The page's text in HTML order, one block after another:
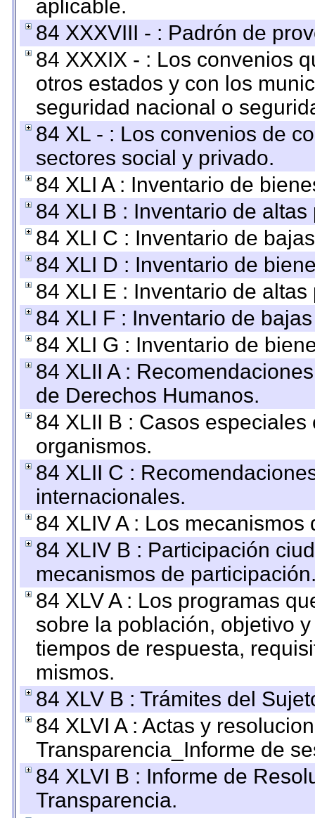
aplicable.
84 XXXVIII - : Padrón de
84 XXXIX - : Los convenios
otros estados y con los
seguridad nacional o
84 XL - : Los convenios de
sectores social y privado.
84 XLI A : Inventario de
84 XLI B : Inventario de
84 XLI C : Inventario de
84 XLI D : Inventario de
84 XLI E : Inventario de
84 XLI F : Inventario de
84 XLI G : Inventario de
84 XLII A :
de Derechos Humanos.
84 XLII B : Casos
organismos.
84 XLII C :
internacionales.
84 XLIV A : Los
84 XLIV B : Participación
mecanismos de
84 XLV A : Los programas
sobre la población, objetivo
tiempos de respuesta,
mismos.
84 XLV B : Trámites del
84 XLVI A : Actas y
Transparencia_Informe de
84 XLVI B : Informe de
Transparencia.